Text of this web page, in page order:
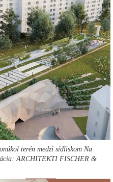
terén medzi sídliskom Na
ARCHITEKTI FISCHER &